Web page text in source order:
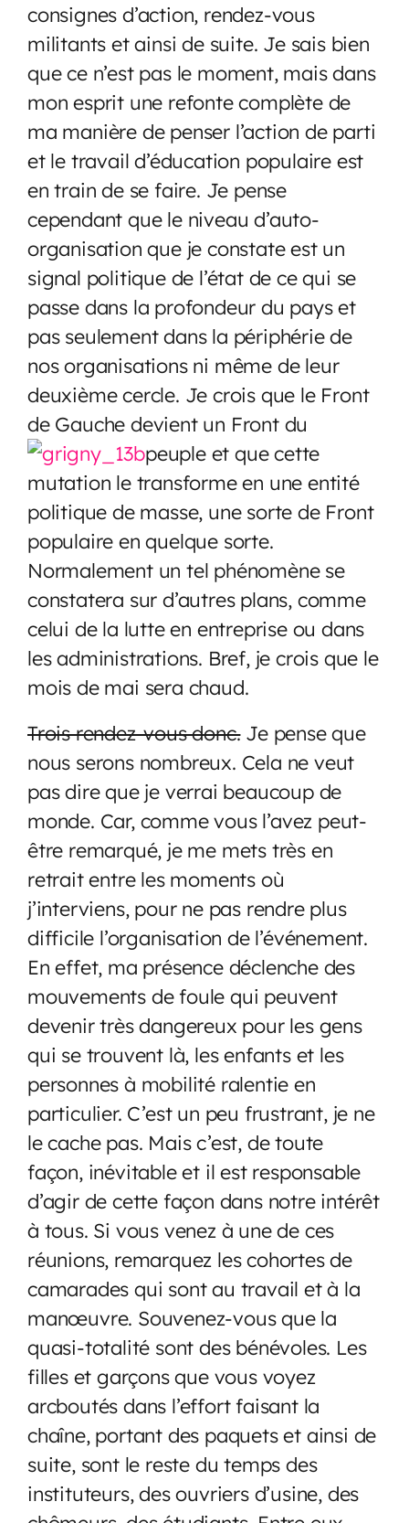
consignes d’action, rendez-vous
militants et ainsi de suite. Je sais bien
que ce n’est pas le moment, mais dans
mon esprit une refonte complète de
ma manière de penser l’action de parti
et le travail d’éducation populaire est
en train de se faire. Je pense
cependant que le niveau d’auto-
organisation que je constate est un
signal politique de l’état de ce qui se
passe dans la profondeur du pays et
pas seulement dans la périphérie de
nos organisations ni même de leur
deuxième cercle. Je crois que le Front
de Gauche devient un Front du
peuple et que cette
mutation le transforme en une entité
politique de masse, une sorte de Front
populaire en quelque sorte.
Normalement un tel phénomène se
constatera sur d’autres plans, comme
celui de la lutte en entreprise ou dans
les administrations. Bref, je crois que le
mois de mai sera chaud.
Trois rendez-vous donc.Je pense que
nous serons nombreux. Cela ne veut
pas dire que je verrai beaucoup de
monde. Car, comme vous l’avez peut-
être remarqué, je me mets très en
retrait entre les moments où
j’interviens, pour ne pas rendre plus
difficile l’organisation de l’événement.
En effet, ma présence déclenche des
mouvements de foule qui peuvent
devenir très dangereux pour les gens
qui se trouvent là, les enfants et les
personnes à mobilité ralentie en
particulier. C’est un peu frustrant, je ne
le cache pas. Mais c’est, de toute
façon, inévitable et il est responsable
d’agir de cette façon dans notre intérêt
à tous. Si vous venez à une de ces
réunions, remarquez les cohortes de
camarades qui sont au travail et à la
manœuvre. Souvenez-vous que la
quasi-totalité sont des bénévoles. Les
filles et garçons que vous voyez
arcboutés dans l’effort faisant la
chaîne, portant des paquets et ainsi de
suite, sont le reste du temps des
instituteurs, des ouvriers d’usine, des